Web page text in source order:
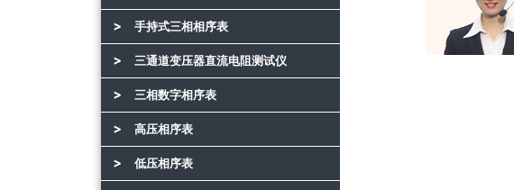
手持式三相相序表
三通道变压器直流电阻测试仪
三相数字相序表
高压相序表
低压相序表